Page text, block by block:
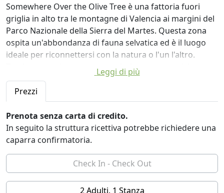
Somewhere Over the Olive Tree è una fattoria fuori
griglia in alto tra le montagne di Valencia ai margini del
Parco Nazionale della Sierra del Martes. Questa zona
ospita un'abbondanza di fauna selvatica ed è il luogo
ideale per riconnettersi con la natura o l'un l'altro.
Totalmente privato per pause intime o romantiche
insieme.
Siamo completamente alimentati dal vento e dal solare
e miriamo a fornire un ambiente rilassante e privo di
stress per il viaggiatore attento all'ambiente o per
coloro che vogliono solo sfuggire al trambusto della
vita moderna. Circondati da montagne e affacciati su un
vigneto, ci troviamo a circa 1 ora dalla città di Valencia
ea 45 minuti dall'aeroporto.
Questa zona è perfetta per passeggiare, fare
Leggi di più
Prezzi
Prenota senza carta di credito.
In seguito la struttura ricettiva potrebbe richiedere una
caparra confirmatoria.
2 Adulti, 1 Stanza